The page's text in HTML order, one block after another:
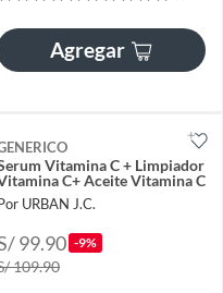
Agregar
Vitamina C + Limpiador
C+ Aceite Vitamina C
URBAN J.C.
99.90 -9%
109.90